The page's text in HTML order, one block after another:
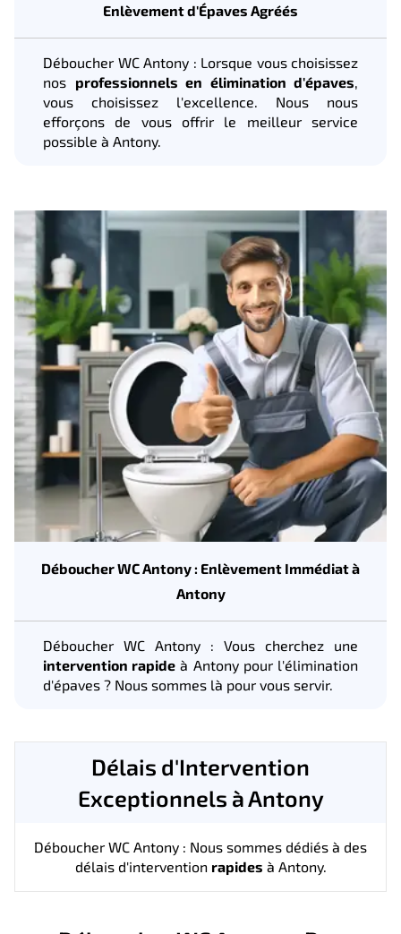
Enlèvement d'Épaves Agréés
Déboucher WC Antony : Lorsque vous choisissez
nos professionnels en élimination d'épaves,
vous choisissez l'excellence. Nous nous
efforçons de vous offrir le meilleur service
possible à Antony.
Déboucher WC Antony : Enlèvement Immédiat à
Antony
Déboucher WC Antony : Vous cherchez une
intervention rapide à Antony pour l'élimination
d'épaves ? Nous sommes là pour vous servir.
Délais d'Intervention
Exceptionnels à Antony
Déboucher WC Antony : Nous sommes dédiés à des
délais d'intervention rapides à Antony.